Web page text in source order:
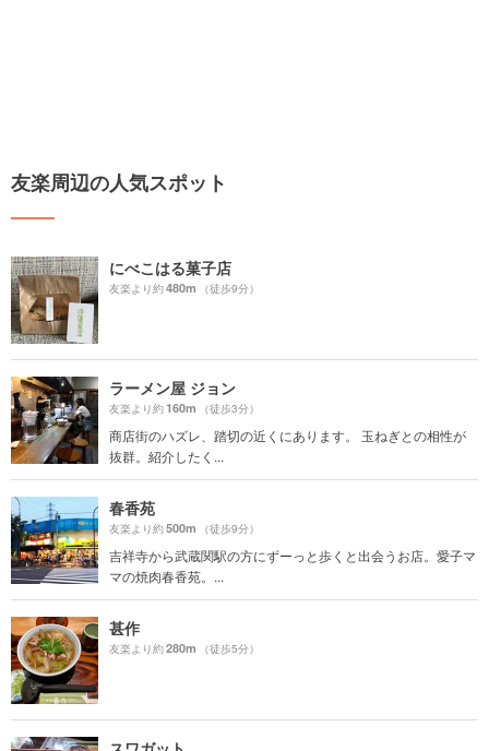
友楽周辺の人気スポット
にべこはる菓子店
友楽より約480m （徒歩9分）
ラーメン屋 ジョン
友楽より約160m （徒歩3分）
商店街のハズレ、踏切の近くにあります。 玉ねぎとの相性が
抜群。紹介したく...
春香苑
友楽より約500m （徒歩9分）
吉祥寺から武蔵関駅の方にずーっと歩くと出会うお店。愛子マ
マの焼肉春香苑。...
甚作
友楽より約280m （徒歩5分）